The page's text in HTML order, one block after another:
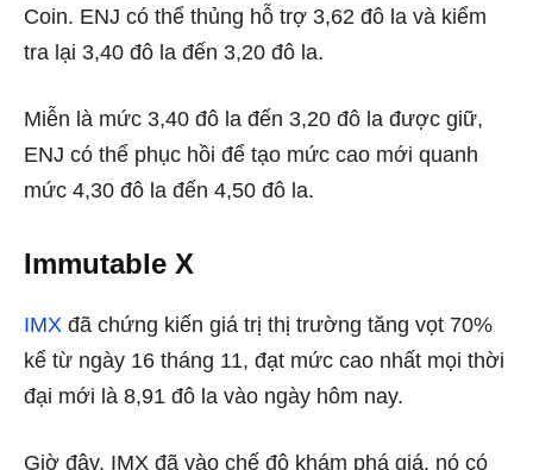
Coin. ENJ có thể thủng hỗ trợ 3,62 đô la và kiểm
tra lại 3,40 đô la đến 3,20 đô la.
Miễn là mức 3,40 đô la đến 3,20 đô la được giữ,
ENJ có thể phục hồi để tạo mức cao mới quanh
mức 4,30 đô la đến 4,50 đô la.
Immutable X
IMX đã chứng kiến ​​giá trị thị trường tăng vọt 70%
kể từ ngày 16 tháng 11, đạt mức cao nhất mọi thời
đại mới là 8,91 đô la vào ngày hôm nay.
Giờ đây, IMX đã vào chế độ khám phá giá, nó có